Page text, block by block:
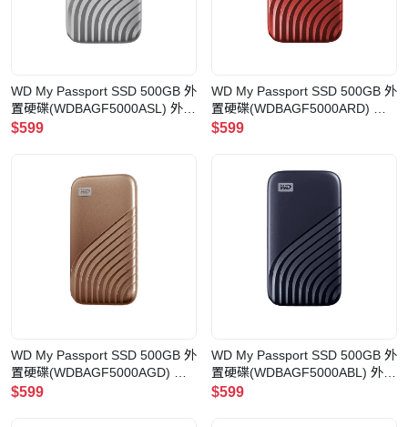
WD My Passport SSD 500GB 外
置硬碟(WDBAGF5000ASL) 外接
式固態硬碟(500GB 銀色)
$599
WD My Passport SSD 500GB 外
置硬碟(WDBAGF5000ARD) 外
接式固態硬碟(500GB 紅色)
$599
WD My Passport SSD 500GB 外
置硬碟(WDBAGF5000AGD) 外
接式固態硬碟(500GB 金色)
$599
WD My Passport SSD 500GB 外
置硬碟(WDBAGF5000ABL) 外接
式固態硬碟(500GB 藍色)
$599